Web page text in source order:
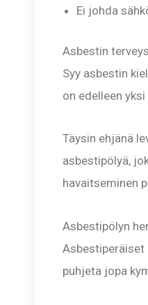
Ei johda
Asbestin
Syy asbestin
on edelleen
Täysin ehjänä
asbestipölyä,
havaitseminen
Asbestipölyn
puhjeta jopa